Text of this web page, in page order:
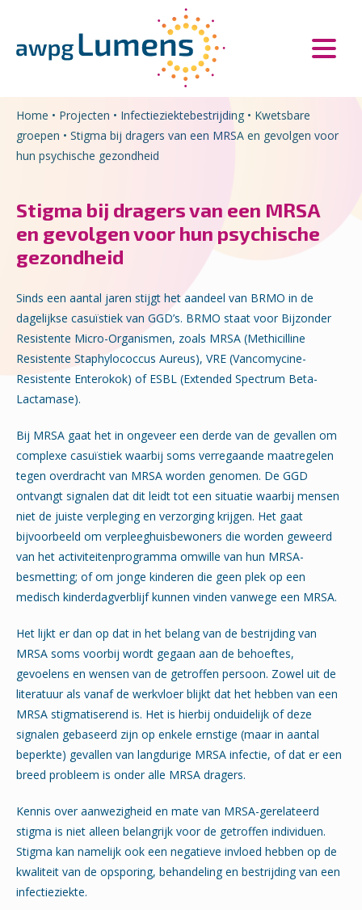
Home • Projecten • Infectieziektebestrijding • Kwetsbare
groepen • Stigma bij dragers van een MRSA en gevolgen voor
hun psychische gezondheid
Stigma bij dragers van een MRSA
en gevolgen voor hun psychische
gezondheid
Sinds een aantal jaren stijgt het aandeel van BRMO in de
dagelijkse casuïstiek van GGD’s. BRMO staat voor Bijzonder
Resistente Micro-Organismen, zoals MRSA (Methicilline
Resistente Staphylococcus Aureus), VRE (Vancomycine-
Resistente Enterokok) of ESBL (Extended Spectrum Beta-
Lactamase).
Bij MRSA gaat het in ongeveer een derde van de gevallen om
complexe casuïstiek waarbij soms verregaande maatregelen
tegen overdracht van MRSA worden genomen. De GGD
ontvangt signalen dat dit leidt tot een situatie waarbij mensen
niet de juiste verpleging en verzorging krijgen. Het gaat
bijvoorbeeld om verpleeghuisbewoners die worden geweerd
van het activiteitenprogramma omwille van hun MRSA-
besmetting; of om jonge kinderen die geen plek op een
medisch kinderdagverblijf kunnen vinden vanwege een MRSA.
Het lijkt er dan op dat in het belang van de bestrijding van
MRSA soms voorbij wordt gegaan aan de behoeftes,
gevoelens en wensen van de getroffen persoon. Zowel uit de
literatuur als vanaf de werkvloer blijkt dat het hebben van een
MRSA stigmatiserend is. Het is hierbij onduidelijk of deze
signalen gebaseerd zijn op enkele ernstige (maar in aantal
beperkte) gevallen van langdurige MRSA infectie, of dat er een
breed probleem is onder alle MRSA dragers.
Kennis over aanwezigheid en mate van MRSA-gerelateerd
stigma is niet alleen belangrijk voor de getroffen individuen.
Stigma kan namelijk ook een negatieve invloed hebben op de
kwaliteit van de opsporing, behandeling en bestrijding van een
infectieziekte.